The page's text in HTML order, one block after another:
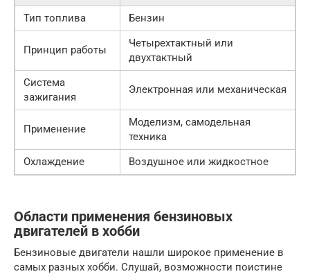
Тип топлива
Бензин
Принцип работы
Четырехтактный или
двухтактный
Система
зажигания
Электронная или механическая
Применение
Моделизм, самодельная
техника
Охлаждение
Воздушное или жидкостное
Области применения бензиновых
двигателей в хобби
Бензиновые двигатели нашли широкое применение в
самых разных хобби. Слушай, возможности поистине